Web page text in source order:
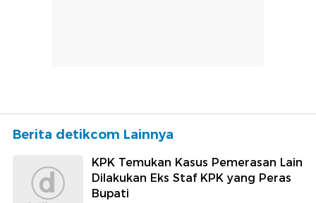
Berita detikcom Lainnya
KPK Temukan Kasus Pemerasan Lain
Dilakukan Eks Staf KPK yang Peras
Bupati